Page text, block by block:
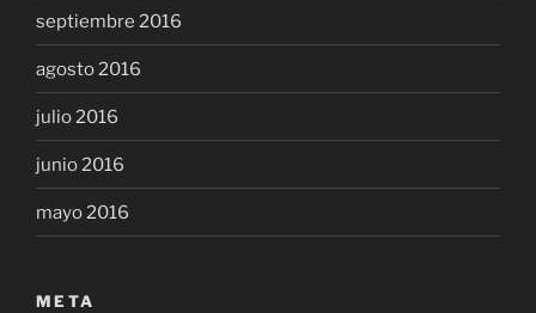
septiembre 2016
agosto 2016
julio 2016
junio 2016
mayo 2016
META